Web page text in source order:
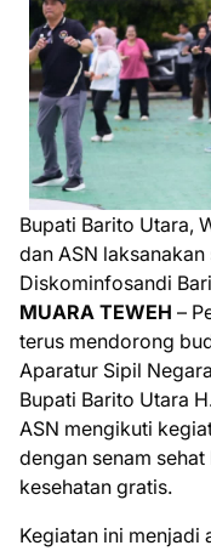
Bupati Barito Utara,
dan ASN
Diskominfosandi
MUARA TEWEH –
terus mendorong
Aparatur Sipil
Bupati Barito Utara
ASN mengikuti
dengan senam
kesehatan gratis.
Kegiatan ini menjadi